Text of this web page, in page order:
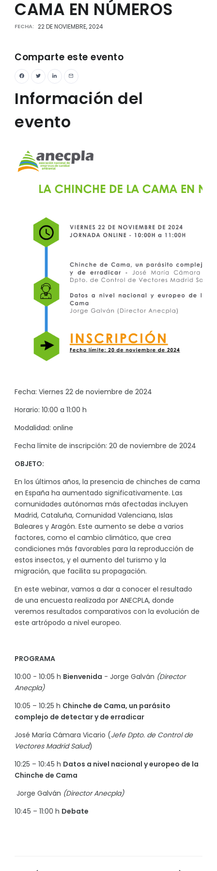
CAMA EN NÚMEROS
FECHA: 22 DE NOVIEMBRE, 2024
Comparte este evento
Información del
evento
Fecha: Viernes 22 de noviembre de 2024
Horario: 10:00 a 11:00 h
Modalidad: online
Fecha límite de inscripción: 20 de noviembre de 2024
OBJETO:
En los últimos años, la presencia de chinches de cama
en España ha aumentado significativamente. Las
comunidades autónomas más afectadas incluyen
Madrid, Cataluña, Comunidad Valenciana, Islas
Baleares y Aragón. Este aumento se debe a varios
factores, como el cambio climático, que crea
condiciones más favorables para la reproducción de
estos insectos, y el aumento del turismo y la
migración, que facilita su propagación.
En este webinar, vamos a dar a conocer el resultado
de una encuesta realizada por ANECPLA, donde
veremos resultados comparativos con la evolución de
este artrópodo a nivel europeo.
PROGRAMA
10:00 - 10:05 h Bienvenida - Jorge Galván (Director
Anecpla)
10:05 – 10:25 h Chinche de Cama, un parásito
complejo de detectar y de erradicar
José María Cámara Vicario (Jefe Dpto. de Control de
Vectores Madrid Salud)
10:25 – 10:45 h Datos a nivel nacional y europeo de la
Chinche de Cama
Jorge Galván (Director Anecpla)
10:45 – 11:00 h Debate